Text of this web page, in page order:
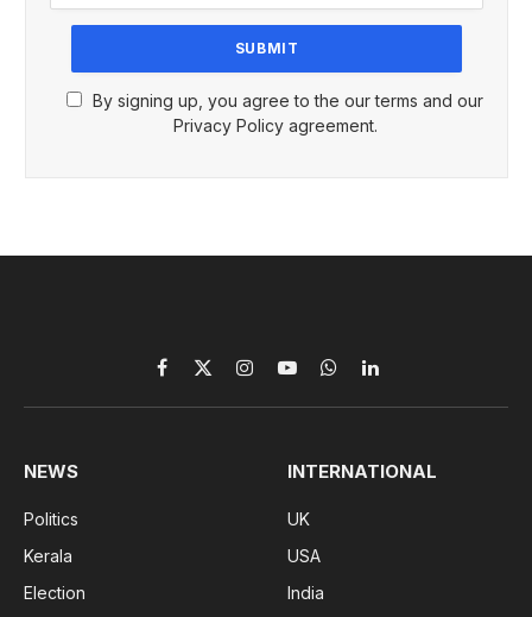
By signing up, you agree to the our terms and our
Privacy Policy agreement.
Facebook
X
(Twitter)
InstagramYouTubeWhatsAppLinkedIn
NEWS
Politics
Kerala
Election
INTERNATIONAL
UK
USA
India